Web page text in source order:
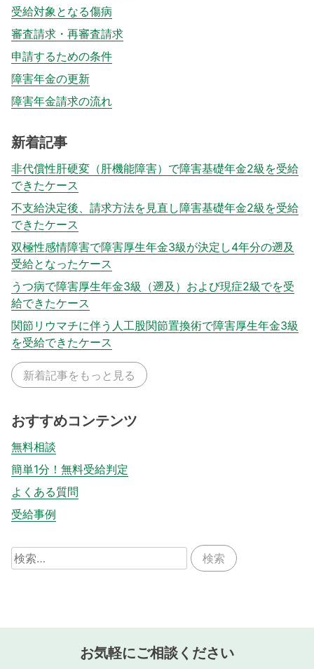
受給対象となる傷病
審査請求・再審査請求
申請するための条件
障害年金の更新
障害年金請求の流れ
新着記事
非代償性肝硬変（肝機能障害）で障害基礎年金2級を受給
できたケース
不支給決定後、請求方法を見直し障害基礎年金2級を受給
できたケース
双極性感情障害で障害厚生年金3級が決定し4年分の遡及
受給となったケース
うつ病で障害厚生年金3級（遡及）および現症2級でを受
給できたケース
関節リウマチに伴う人工股関節置換術で障害厚生年金3級
を受給できたケース
新着記事をもっと見る
おすすめコンテンツ
無料相談
簡単1分！無料受給判定
よくある質問
受給事例
検
索:
お気軽にご相談ください